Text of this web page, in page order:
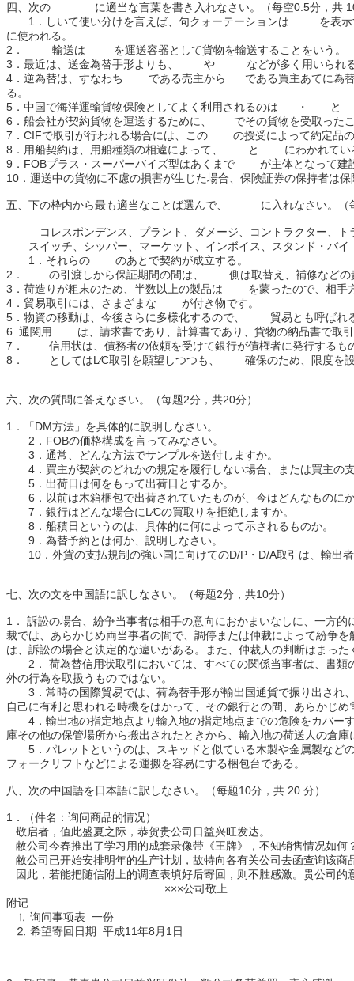
四、次の に適当な言葉を書き入れなさい。（每空0.5分，共
1．しいて使い分けを言えば、句クォーテーションは を表
に使われる。
2． 輸送は を運送容器として貨物を輸送することをいう。
3．最近は、送金為替手形よりも、 や などが多く用いられる
4．逆為替は、すなわち である売主から である買主あてに為替
る。
5．中国で海洋運輸貨物保険としてよく利用されるのは ・
6．船会社が契約貨物を運送するために、 でその貨物を受取っ
7．CIFで取引が行われる場合には、この の授受によって約定品の
8．用船契約は、用船種類の相違によって、 と にわかれてい
9．FOBプラス・スーパーバイズ型はあくまで が主体となっ
10．運送中の貨物に不慮の損害が生じた場合、保険証券の保持者
五、下の枠内から最も適当なことば選んで、 に入れなさい。（
コレスポンデンス、プラント、ダメージ、コントラクター、ト
スイッチ、シッパー、マーケット、インボイス、スタンド・バイ
1．それらの のあとで契約が成立する。
2． の引渡しから保証期間の間は、 側は取替え、補修などの
3．荷造りが粗末のため、半数以上の製品は を蒙ったので、相手
4．貿易取引には、さまざまな が付き物です。
5．物資の移動は、今後さらに多様化するので、 貿易とも呼ばれ
6. 通関用 は、請求書であり、計算書であり、貨物の納品書で取引
7． 信用状は、債務者の依頼を受けて銀行が債権者に発行するも
8． としてはL∕C取引を願望しつつも、 確保のため、限度を設
六、次の質問に答えなさい。（每题2分，共20分）
1．「DM方法」を具体的に説明しなさい。
2．FOBの価格構成を言ってみなさい。
3．通常、どんな方法でサンプルを送付しますか。
4．買主が契約のどれかの規定を履行しない場合、または買主の
5．出荷日は何をもって出荷日とするか。
6．以前は木箱梱包で出荷されていたものが、今はどんなものに
7．銀行はどんな場合にL∕Cの買取りを拒絶しますか。
8．船積日というのは、具体的に何によって示されるものか。
9．為替予約とは何か、説明しなさい。
10．外貨の支払規制の強い国に向けてのD/P・D/A取引は、輸出
七、次の文を中国語に訳しなさい。（每题2分，共10分）
1． 訴訟の場合、紛争当事者は相手の意向におかまいなしに、一方
裁では、あらかじめ両当事者の間で、調停または仲裁によって紛争
は、訴訟の場合と決定的な違いがある。また、仲裁人の判断はまっ
2． 荷為替信用状取引においては、すべての関係当事者は、書
外の行為を取扱うものではない。
3．常時の国際貿易では、荷為替手形が輸出国通貨で振り出さ
自己に有利と思われる時機をはかって、その銀行との間、あらかじ
4．輸出地の指定地点より輸入地の指定地点までの危険をカバ
庫その他の保管場所から搬出されたときから、輸入地の荷送人の倉
5．パレットというのは、スキッドと似ている木製や金属製な
フォークリフトなどによる運搬を容易にする梱包台である。
八、次の中国語を日本語に訳しなさい。（每题10分，共 20 分）
1．（件名：询问商品的情况）
敬启者，值此盛夏之际，恭贺贵公司日益兴旺发达。
敝公司今春推出了学习用的成套录像带《王牌》，不知销售情况如何
敝公司已开始安排明年的生产计划，故特向各有关公司去函查询该商
因此，若能把随信附上的调查表填好后寄回，则不胜感激。贵公司
×××公司敬上
附记
⒈ 询问事项表 一份
⒉ 希望寄回日期 平成11年8月1日